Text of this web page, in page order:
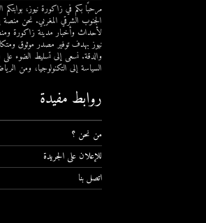
مرحبًا بكم في زاكورة نيوز، بوابتكم
الجنوب الشرقي المغربي. نحن
لأحداث وأخبار مدينة زاكورة
نيوز بهدف توفير مصدر موثوق
والدقة. نسعى إلى تسليط الضوء على
السياسة إلى التكنولوجيا، ومن
روابط مفيدة
من نحن ؟
للإعلان على الجريدة
اتصل بنا